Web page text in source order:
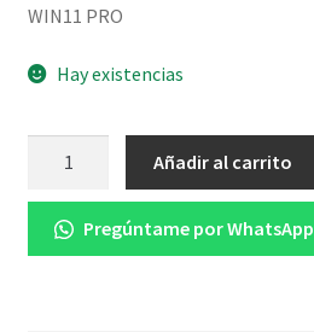
WIN11 PRO
Hay existencias
PM3406CKA-
LY0442X
Añadir al carrito
Pregúntame por WhatsApp